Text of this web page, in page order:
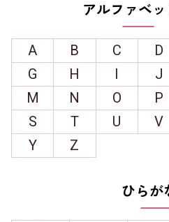
アルファベッ
A B C D
G
H I J
M
N O P
S
T U V
Y
Z
ひらが